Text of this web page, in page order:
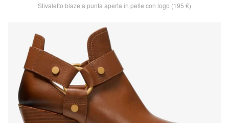
Stivaletto blaze a punta aperta in pelle con logo (195 €)